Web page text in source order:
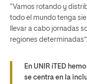
“Vamos rotando y
todo el mundo tenga
llevar a cabo jornadas
regiones determinadas”.
En UNIR iTED
se centra en la